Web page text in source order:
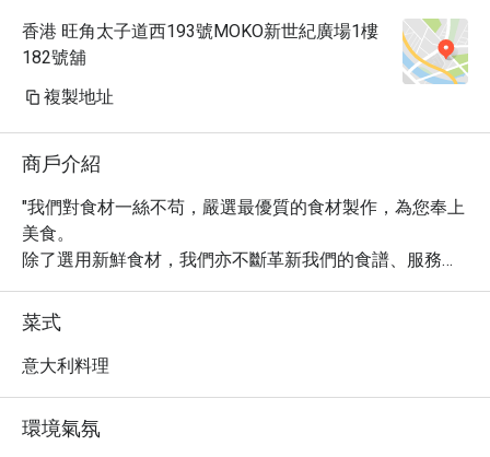
香港 旺角太子道西193號MOKO新世紀廣場1樓
182號舖
複製地址
商戶介紹
"我們對食材一絲不苟，嚴選最優質的食材製作，為您奉上
美食。
除了選用新鮮食材，我們亦不斷革新我們的食譜、服務和
室內裝潢，務求為您提供最佳餐飲體驗。
我們致力為您提供美食和製造難忘時光，自1965年至今從
未變改。"
菜式
意大利料理
環境氣氛